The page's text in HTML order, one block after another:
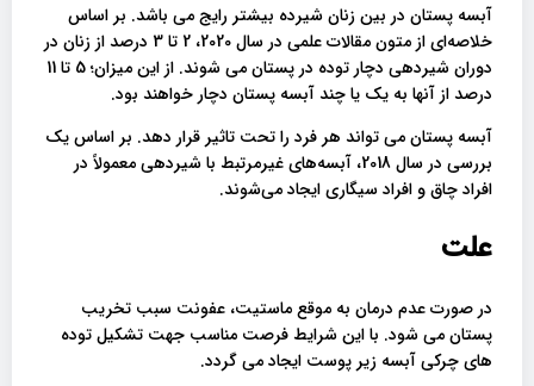
آبسه پستان در بین زنان شیرده بیشتر رایج می باشد. بر اساس
خلاصه‌ای از متون مقالات علمی در سال 2020، 2 تا 3 درصد از زنان در
دوران شیردهی دچار توده در پستان می شوند. از این میزان؛ 5 تا 11
درصد از آنها به یک یا چند آبسه پستان دچار خواهند بود.
آبسه پستان می تواند هر فرد را تحت تاثیر قرار دهد. بر اساس یک
بررسی در سال 2018، آبسه‌های غیرمرتبط با شیردهی معمولاً در
افراد چاق و افراد سیگاری ایجاد می‌شوند.
علت
در صورت عدم درمان به موقع ماستیت، عفونت سبب تخریب
پستان می شود. با این شرایط فرصت مناسب جهت تشکیل توده
های چرکی آبسه زیر پوست ایجاد می گردد.